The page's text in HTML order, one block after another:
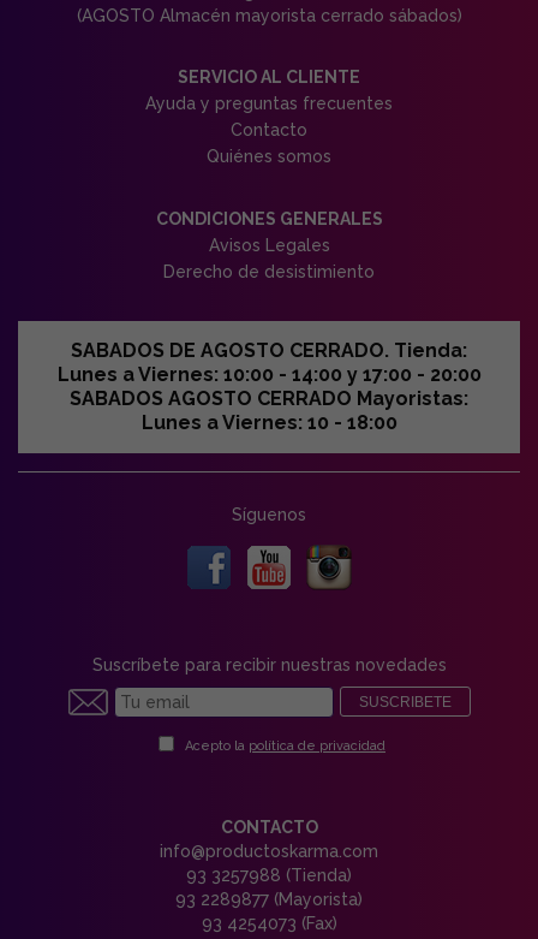
(AGOSTO Almacén mayorista cerrado sábados)
SERVICIO AL CLIENTE
Ayuda y preguntas frecuentes
Contacto
Quiénes somos
CONDICIONES GENERALES
Avisos Legales
Derecho de desistimiento
SABADOS DE AGOSTO CERRADO. Tienda:
Lunes a Viernes: 10:00 - 14:00 y 17:00 - 20:00
SABADOS AGOSTO CERRADO Mayoristas:
Lunes a Viernes: 10 - 18:00
Síguenos
Suscríbete para recibir nuestras novedades
SUSCRIBETE
Acepto la política de privacidad
CONTACTO
info@productoskarma.com
93 3257988 (Tienda)
93 2289877 (Mayorista)
93 4254073 (Fax)